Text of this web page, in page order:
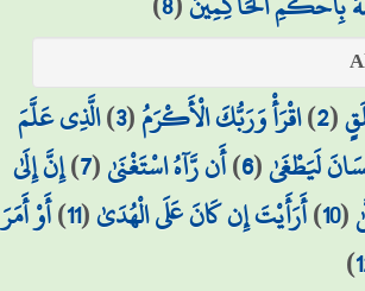
(
2
)اقْرَأْ وَرَبُّكَ الْأَكْرَمُ(
3
)الَّذِي عَلَّمَ
لَيَطْغَىٰ(
6
)أَن رَّآهُ اسْتَغْنَىٰ(
7
)إِنَّ إِلَىٰ
(
10
)أَرَأَيْتَ إِن كَانَ عَلَى الْهُدَىٰ(
11
)أَوْ أَمَرَ
)